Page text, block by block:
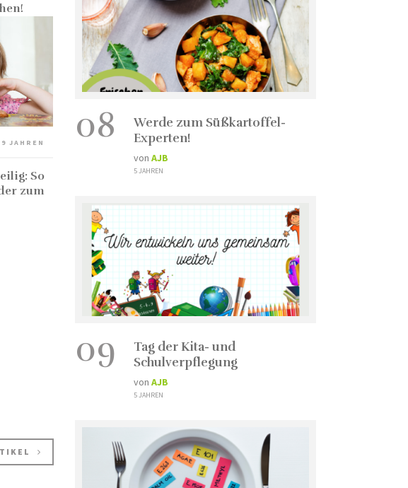
9 JAHREN
So
zum
08
Werde zum Süßkartoffel-
Experten!
von AJB
5 JAHREN
09
Tag der Kita- und
Schulverpflegung
von AJB
5 JAHREN